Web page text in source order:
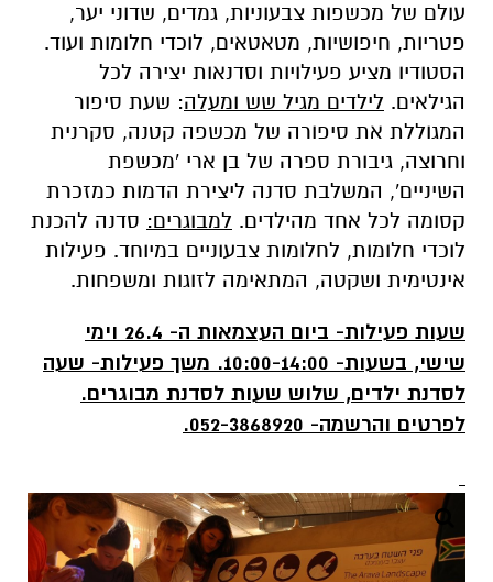
עולם של מכשפות צבעוניות, גמדים, שדוני יער,
פטריות, חיפושיות, מטאטאים, לוכדי חלומות ועוד.
הסטודיו מציע פעילויות וסדנאות יצירה לכל
הגילאים. לילדים מגיל שש ומעלה: שעת סיפור
המגוללת את סיפורה של מכשפה קטנה, סקרנית
וחרוצה, גיבורת ספרה של בן ארי 'מכשפת
השיניים', המשלבת סדנה ליצירת הדמות כמזכרת
קסומה לכל אחד מהילדים. למבוגרים: סדנה להכנת
לוכדי חלומות, לחלומות צבעוניים במיוחד. פעילות
אינטימית ושקטה, המתאימה לזוגות ומשפחות.
שעות פעילות- ביום העצמאות ה- 26.4 וימי
שישי, בשעות- 10:00-14:00. משך פעילות- שעה
לסדנת ילדים, שלוש שעות לסדנת מבוגרים.
לפרטים והרשמה- 052-3868920.